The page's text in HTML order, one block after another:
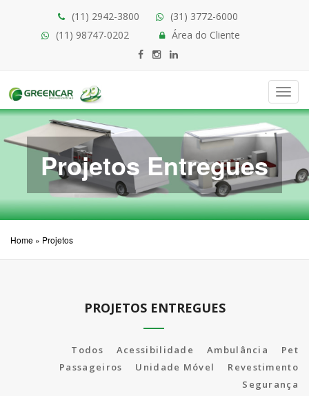
(11) 2942-3800
(31) 3772-6000
(11) 98747-0202
Área do Cliente
Projetos Entregues
Home » Projetos
PROJETOS ENTREGUES
Todos Acessibilidade Ambulância
Pet
Passageiros
Unidade Móvel
Revestimento
Segurança